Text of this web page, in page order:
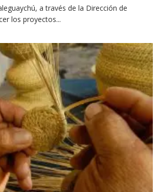
a través de la Dirección de
los proyectos...